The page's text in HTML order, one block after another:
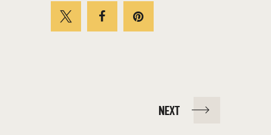
NEXT